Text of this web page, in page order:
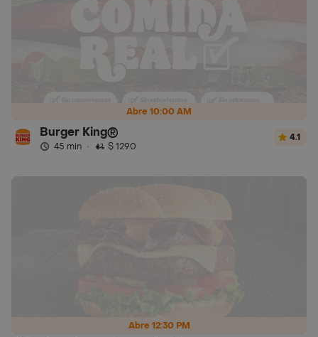
Abre 10:00 AM
Burger King®
45 min · $ 1290
4.1
Abre 12:30 PM